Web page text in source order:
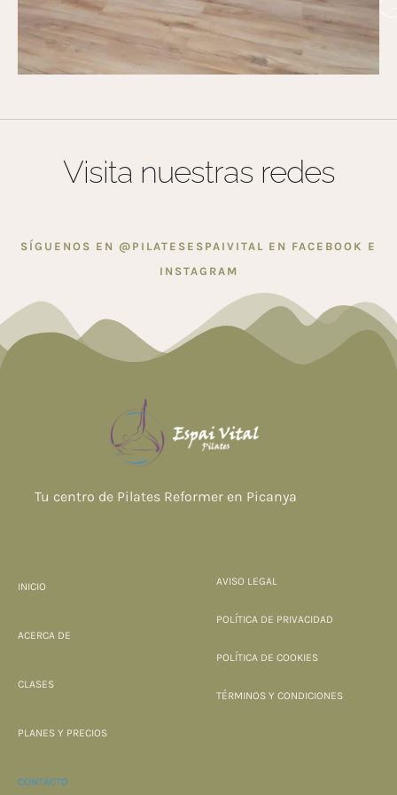
Visita nuestras redes
SÍGUENOS EN @PILATESESPAIVITAL EN FACEBOOK E
INSTAGRAM
Tu centro de Pilates Reformer en Picanya
INICIO
ACERCA DE
CLASES
PLANES Y PRECIOS
CONTACTO
AVISO LEGAL
POLÍTICA DE PRIVACIDAD
POLÍTICA DE COOKIES
TÉRMINOS Y CONDICIONES